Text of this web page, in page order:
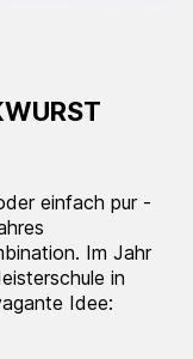
einfach pur -
Im Jahr
in
Idee: